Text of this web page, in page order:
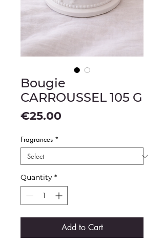
Bougie
CARROUSSEL 105 G
€25.00
Fragrances *
Quantity *
Add to Cart